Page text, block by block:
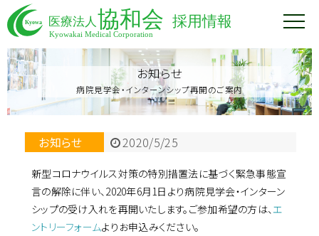
お知らせ
病院見学会・インターンシップ再開のご案内
お知らせ 2020/5/25
新型コロナウイルス対策の特別措置法に基づく緊急事態宣
言の解除に伴い、2020年6月1日より病院見学会・インターン
シップの受け入れを再開いたします。ご参加希望の方は、エ
ントリーフォームよりお申込みください。